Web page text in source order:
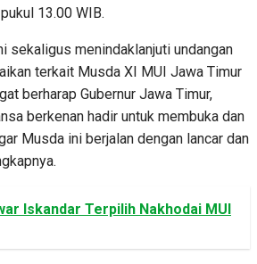
13.00 WIB.
sekaligus menindaklanjuti undangan
terkait Musda XI MUI Jawa Timur
berharap Gubernur Jawa Timur,
berkenan hadir untuk membuka dan
Musda ini berjalan dengan lancar dan
Iskandar Terpilih Nakhodai MUI